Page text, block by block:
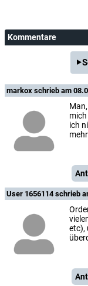
Kommentare
markox schrieb am
ich
User 1656114schrieb
etc),